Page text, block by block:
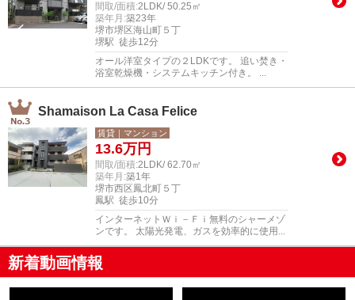
間取/面積:2LDK/ 50.25㎡
築年月:築23年
堺市堺区海山町５丁
堺駅 徒歩12分
オール洋室タイプの２LDKです。 追い焚き・
浴室乾燥機・システムキッチン付き。 ...
Shamaison La Casa Felice
賃貸｜マンション
13.6万円
間取/面積:2LDK/ 62.70㎡
築年月:築1年
堺市西区鳳北町５丁
鳳駅 徒歩10分
インターネットＷｉ－Ｆｉ無料のシャーメゾ
ンです。 太陽光発電、ガスを効率的に使用...
新着動画情報